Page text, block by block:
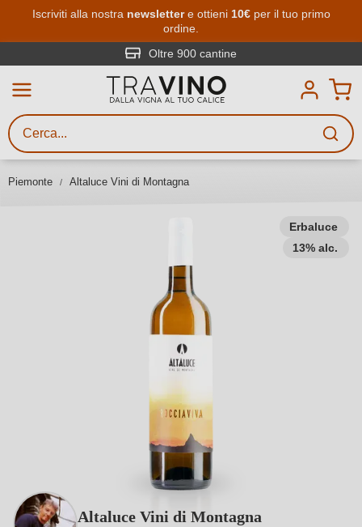
Passa al contenuto principale
Iscriviti alla nostra newslettere ottieni 10€per il tuo primo
ordine.
Oltre 900 cantine
Piemonte Altaluce Vini di Montagna
Erbaluce
13% alc.
Altaluce Vini di Montagna
Ricerca vini
Inserisci almeno 3 caratteri
gusto, occasione, nome del vino,
vitigno, regione, cantina o altri